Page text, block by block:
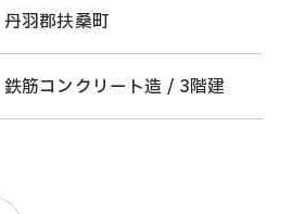
丹羽郡扶桑町
鉄筋コンクリート造 / 3階建